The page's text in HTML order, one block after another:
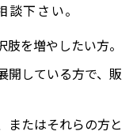
下さい。
を増やしたい方。
開している方で、販
またはそれらの方と